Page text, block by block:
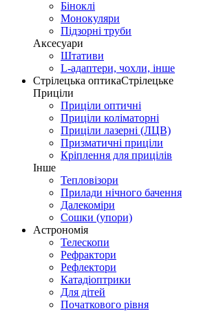
Біноклі
Монокуляри
Підзорні труби
Аксесуари
Штативи
L-адаптери, чохли, інше
Стрілецька оптикаСтрілецьке
Приціли
Приціли оптичні
Приціли коліматорні
Приціли лазерні (ЛЦВ)
Призматичні приціли
Кріплення для прицілів
Інше
Тепловізори
Прилади нічного бачення
Далекоміри
Сошки (упори)
Астрономія
Телескопи
Рефрактори
Рефлектори
Катадіоптрики
Для дітей
Початкового рівня